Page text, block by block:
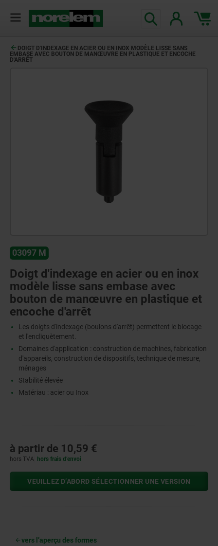
DOIGT D'INDEXAGE EN ACIER OU EN INOX MODÈLE LISSE SANS
EMBASE AVEC BOUTON DE MANŒUVRE EN PLASTIQUE ET ENCOCHE
D'ARRÊT
03097 M
Doigt d'indexage en acier ou en inox
modèle lisse sans embase avec
bouton de manœuvre en plastique et
encoche d'arrêt
Les doigts d'indexage (boulons d'arrêt) permettent le blocage
et l'encliquètement.
Domaines d'application : construction de machines, fabrication
d'appareils, construction de dispositifs, technique de mesure,
ménages
Stabilité élevée
Matériau : acier ou Inox
à partir de 10,59 €
hors TVA hors frais d’envoi
VEUILLEZ D’ABORD SÉLECTIONNER UNE VERSION
vers l’aperçu des formes